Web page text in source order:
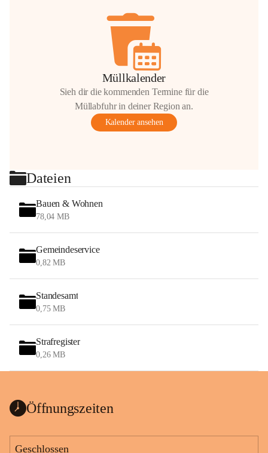
Müllkalender
Sieh dir die kommenden Termine für die
Müllabfuhr in deiner Region an.
Kalender ansehen
Dateien
Bauen & Wohnen
78,04 MB
Gemeindeservice
0,82 MB
Standesamt
0,75 MB
Strafregister
0,26 MB
Öffnungszeiten
Geschlossen